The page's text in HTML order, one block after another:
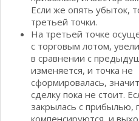
Если же опять убыток,
третьей точки.
На третьей точке
с торговым лотом,
в сравнении с
изменяется, и точка не
сформировалась,
сделку пока не стоит.
закрылась с прибылью,